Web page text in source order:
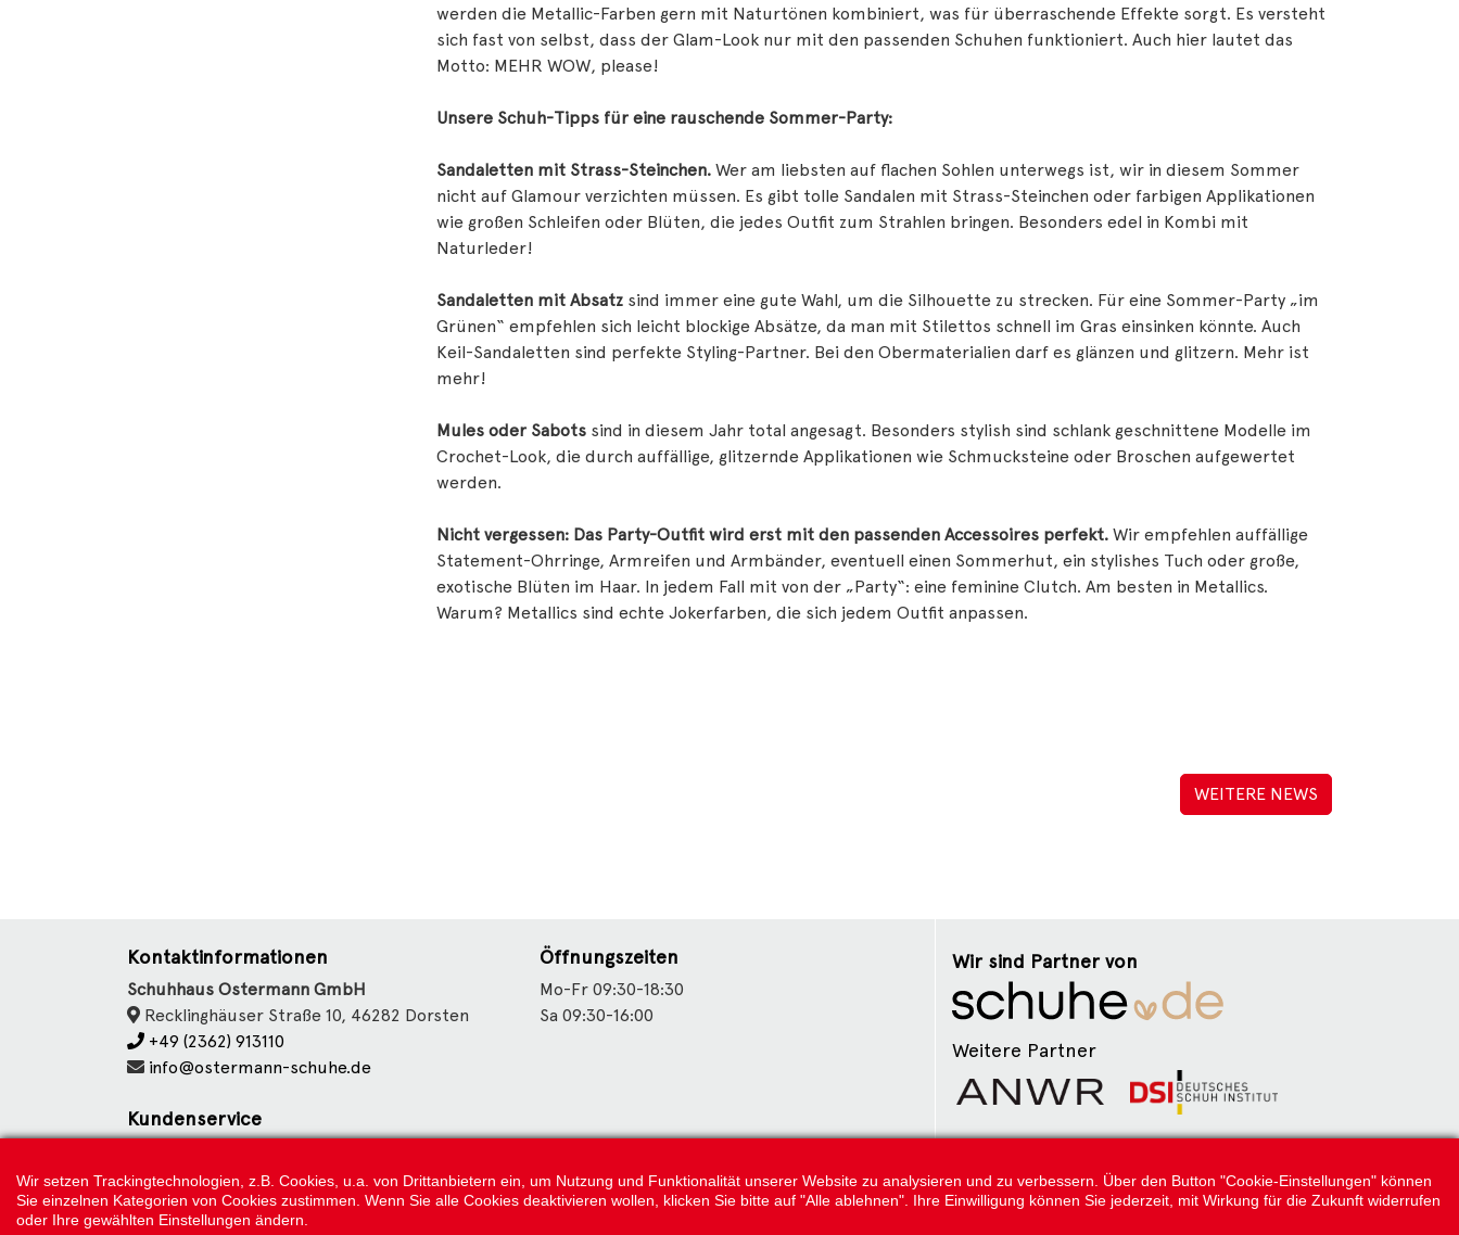
werden die Metallic-Farben gern mit Naturtönen kombiniert, was für überraschende Effekte sorgt. Es versteht
sich fast von selbst, dass der Glam-Look nur mit den passenden Schuhen funktioniert. Auch hier lautet das
Motto: MEHR WOW, please!
Unsere Schuh-Tipps für eine rauschende Sommer-Party:
Sandaletten mit Strass-Steinchen. Wer am liebsten auf flachen Sohlen unterwegs ist, wir in diesem Sommer
nicht auf Glamour verzichten müssen. Es gibt tolle Sandalen mit Strass-Steinchen oder farbigen Applikationen
wie großen Schleifen oder Blüten, die jedes Outfit zum Strahlen bringen. Besonders edel in Kombi mit
Naturleder!
Sandaletten mit Absatz sind immer eine gute Wahl, um die Silhouette zu strecken. Für eine Sommer-Party „im
Grünen“ empfehlen sich leicht blockige Absätze, da man mit Stilettos schnell im Gras einsinken könnte. Auch
Keil-Sandaletten sind perfekte Styling-Partner. Bei den Obermaterialien darf es glänzen und glitzern. Mehr ist
mehr!
Mules oder Sabots sind in diesem Jahr total angesagt. Besonders stylish sind schlank geschnittene Modelle im
Crochet-Look, die durch auffällige, glitzernde Applikationen wie Schmucksteine oder Broschen aufgewertet
werden.
Nicht vergessen: Das Party-Outfit wird erst mit den passenden Accessoires perfekt. Wir empfehlen auffällige
Statement-Ohrringe, Armreifen und Armbänder, eventuell einen Sommerhut, ein stylishes Tuch oder große,
exotische Blüten im Haar. In jedem Fall mit von der „Party“: eine feminine Clutch. Am besten in Metallics.
Warum? Metallics sind echte Jokerfarben, die sich jedem Outfit anpassen.
WEITERE NEWS
Kontaktinformationen
Schuhhaus Ostermann GmbH
Recklinghäuser Straße 10, 46282 Dorsten
+49 (2362) 913110
info@ostermann-schuhe.de
Kundenservice
Datenschutz
Cookie Einstellungen
Impressum
Öffnungszeiten
Mo-Fr 09:30-18:30
Sa 09:30-16:00
Wir sind Partner von
Weitere Partner
Wir setzen Trackingtechnologien, z.B. Cookies, u.a. von Drittanbietern ein, um Nutzung und Funktionalität unserer Website zu analysieren und zu verbessern. Über den Button "Cookie-Einstellungen" können
Sie einzelnen Kategorien von Cookies zustimmen. Wenn Sie alle Cookies deaktivieren wollen, klicken Sie bitte auf "Alle ablehnen". Ihre Einwilligung können Sie jederzeit, mit Wirkung für die Zukunft widerrufen
oder Ihre gewählten Einstellungen ändern.